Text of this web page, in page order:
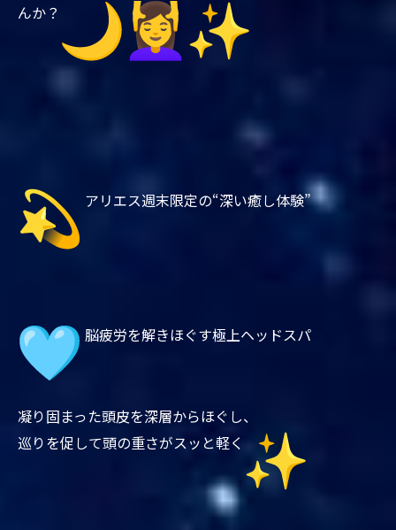
んか？
アリエス週末限定の“深い癒し体験”
脳疲労を解きほぐす極上ヘッドスパ
凝り固まった頭皮を深層からほぐし、
巡りを促して頭の重さがスッと軽く